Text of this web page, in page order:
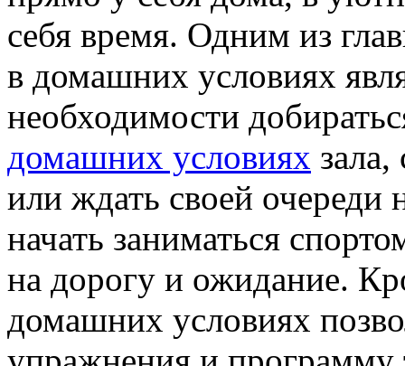
себя время. Одним из
в домашних условиях
необходимости
домашних условиях
или ждать своей очереди
начать заниматься
на дорогу и ожидание.
домашних условиях